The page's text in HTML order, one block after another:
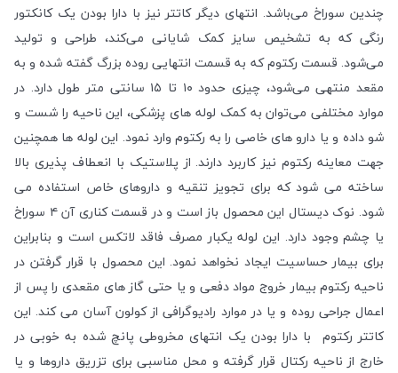
چندین سوراخ می‌باشد. انتهای دیگر کاتتر نیز با دارا بودن یک کانکتور
رنگی که به تشخیص سایز کمک شایانی می‌کند، طراحی و تولید
می‌شود. قسمت رکتوم که به قسمت انتهایی روده بزرگ گفته شده و به
مقعد منتهی می‌شود، چیزی حدود ١٠ تا ۱۵ سانتی متر طول دارد. در
موارد مختلفی می‌توان به کمک لوله های پزشکی، این ناحیه را شست و
شو داده و یا دارو های خاصی را به رکتوم وارد نمود. این لوله ها همچنین
جهت معاینه رکتوم نیز کاربرد دارند. از پلاستیک با انعطاف پذیری بالا
ساخته می شود که برای تجویز تنقیه و داروهای خاص استفاده می
شود. نوک دیستال این محصول باز است و در قسمت کناری آن ۴ سوراخ
یا چشم وجود دارد. این لوله یکبار مصرف فاقد لاتکس است و بنابراین
برای بیمار حساسیت ایجاد نخواهد نمود. این محصول با قرار گرفتن در
ناحیه رکتوم بیمار خروج مواد دفعی و یا حتی گاز های مقعدی را پس از
اعمال جراحی روده و یا در موارد رادیوگرافی از کولون آسان می کند. این
کاتتر رکتوم با دارا بودن یک انتهای مخروطی پانچ شده به خوبی در
خارج از ناحیه رکتال قرار گرفته و محل مناسبی برای تزریق داروها و یا